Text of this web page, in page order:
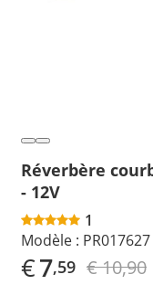
Réverbère
- 12V
1
Modèle : PR017627
€7,59 € 10,90